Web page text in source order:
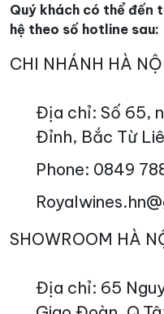
Quý khách có thể đến
hệ theo số hotline sau:
CHI NHÁNH HÀ
Địa chỉ: Số 65,
Đỉnh, Bắc Từ
Phone: 0849 788
SHOWROOM HÀ
Địa chỉ: 65